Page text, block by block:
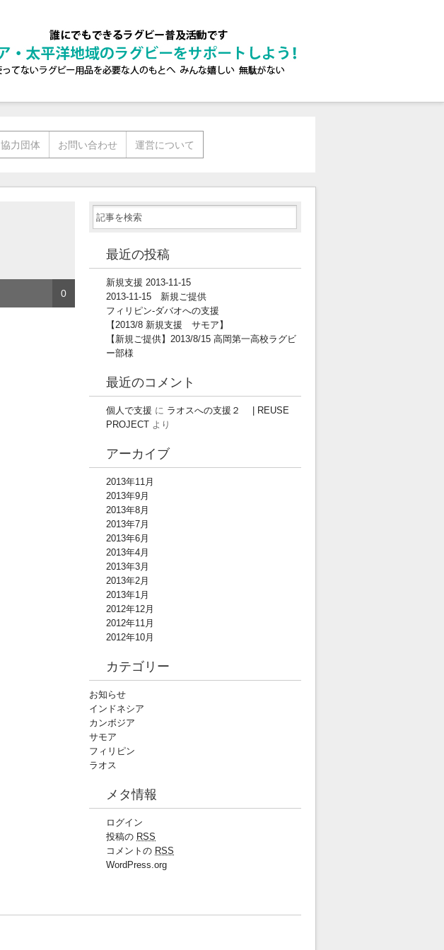
協力団体 お問い合わせ 運営について
0
最近の投稿
新規支援 2013-11-15
2013-11-15 新規ご提供
フィリピン-ダバオへの支援
【2013/8 新規支援 サモア】
【新規ご提供】2013/8/15 高岡第一高校ラグビ
ー部様
最近のコメント
個人で支援 に ラオスへの支援２ | REUSE
PROJECT より
アーカイブ
2013年11月
2013年9月
2013年8月
2013年7月
2013年6月
2013年4月
2013年3月
2013年2月
2013年1月
2012年12月
2012年11月
2012年10月
カテゴリー
お知らせ
インドネシア
カンボジア
サモア
フィリピン
ラオス
メタ情報
ログイン
投稿の RSS
コメントの RSS
WordPress.org